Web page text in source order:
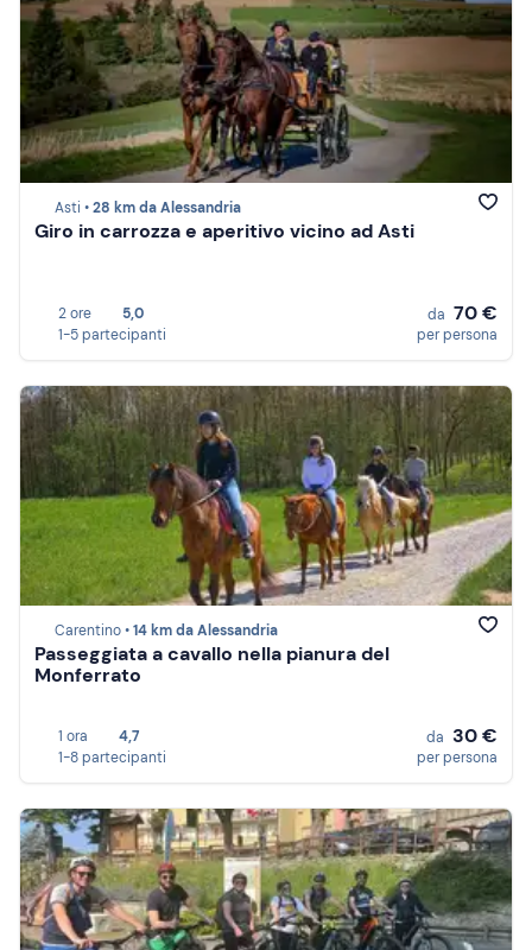
Asti •28 km da Alessandria
Giro in carrozza e aperitivo vicino ad Asti
2 ore
5,0
1-5 partecipanti
da 70 €
per persona
Carentino •14 km da Alessandria
Passeggiata a cavallo nella pianura del
Monferrato
1 ora
4,7
1-8 partecipanti
da 30 €
per persona